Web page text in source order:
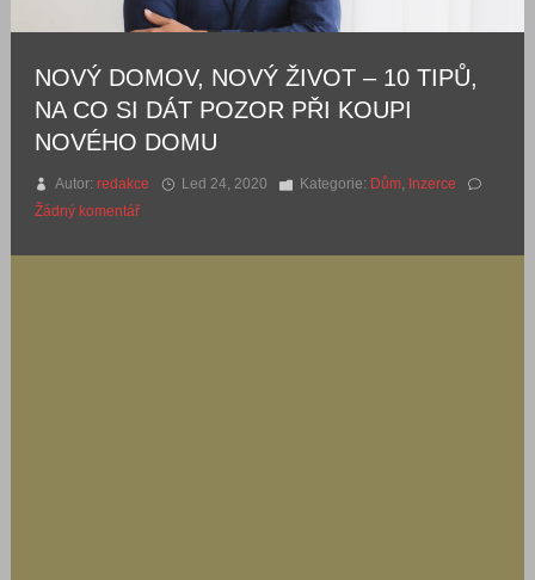
NOVÝ DOMOV, NOVÝ ŽIVOT – 10 TIPŮ,
NA CO SI DÁT POZOR PŘI KOUPI
NOVÉHO DOMU
Autor: redakce Led 24, 2020 Kategorie: Dům, Inzerce
Žádný komentář